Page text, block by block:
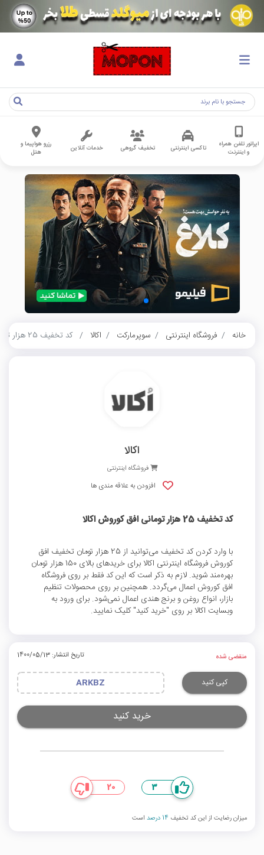
اپراتور تلفن همراه
و اینترنت
تاکسی اینترنتی تخفیف گروهی خدمات آنلاین
رزرو هواپیما و
هتل
خانه فروشگاه اینترنتی سوپرمارکت اکالا کد تخفیف 25 هزار تومانی افق کوروش اکالا
اکالا
فروشگاه اینترنتی
افزودن به علاقه مندی ها
کد تخفیف 25 هزار تومانی افق کوروش اکالا
با وارد کردن کد تخفیف می‌توانید از 25 هزار تومان تخفیف افق
کوروش فروشگاه اینترنتی اکالا برای خریدهای بالای 150 هزار تومان
بهره‌مند شوید. لازم به ذکر است که این کد فقط بر روی فروشگاه
افق کوروش اعمال می‌گردد. همچنین بر روی محصولات تنظیم
بازار، انواع روغن و برنج هندی اعمال نمی‌شود. برای ورود به
وبسایت اکالا بر روی "خرید کنید" کلیک نمایید.
منقضی شده تاریخ انتشار: 1400/05/13
کپی کنید ARKBZ
خرید کنید
3
20
میزان رضایت از این کد تخفیف 14 درصد است